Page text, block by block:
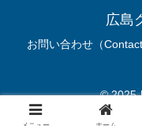
広島
お問い合わせ（Contact
© 2025